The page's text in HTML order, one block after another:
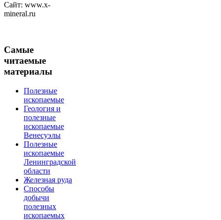
Сайт: www.x-
mineral.ru
Самые
читаемые
материалы
Полезные
ископаемые
Геология и
полезные
ископаемые
Венесуэлы
Полезные
ископаемые
Ленинградской
области
Железная руда
Способы
добычи
полезных
ископаемых